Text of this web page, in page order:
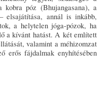
kobra póz (Bhujangasana), a
elsajátítása, annál is inkább,
a helytelen jóga-pózok, ha
a kívánt hatást. A két említett
valamint a méhizomzat
erős fájdalmak enyhítésében